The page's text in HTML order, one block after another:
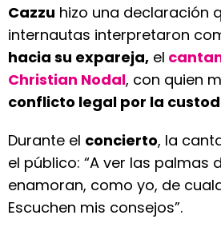
Cazzu hizo una declaración
internautas interpretaron
hacia su expareja, el
Christian Nodal, con quien
conflicto legal por la
Durante el concierto, la
el público: “A ver las palmas
enamoran, como yo, de
Escuchen mis consejos”.